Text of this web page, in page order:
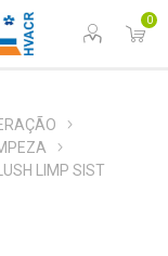
0
LIMP SIST